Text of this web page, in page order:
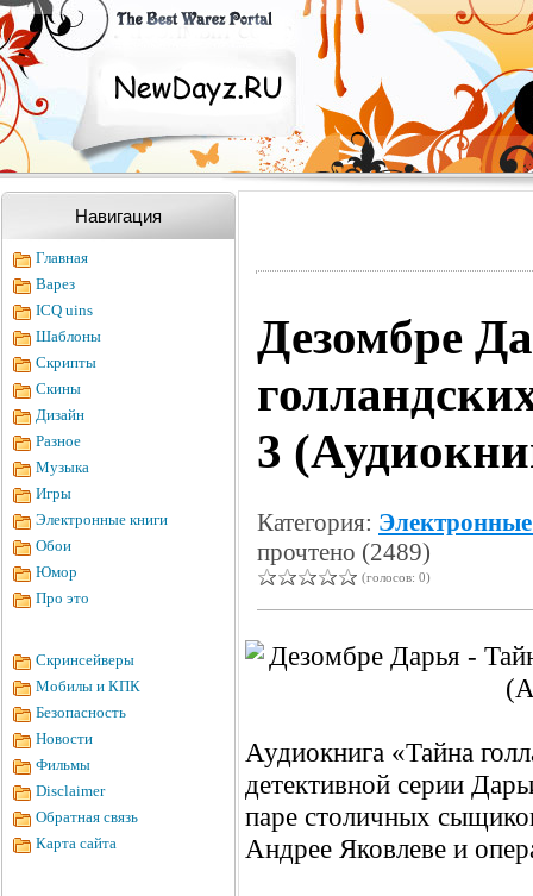
Навигация
Главная
Варез
ICQ uins
Шаблоны
Скрипты
Скины
Дизайн
Разное
Музыка
Игры
Электронные книги
Обои
Юмор
Про это
Скринсейверы
Мобилы и КПК
Безопасность
Новости
Фильмы
Disclaimer
Обратная связь
Карта сайта
Дезомбре
3
Категория:
прочтено (2489)
(голосов: 0)
Аудиокнига «Тайна
детективной серии
паре столичных
Андрее Яковлеве и